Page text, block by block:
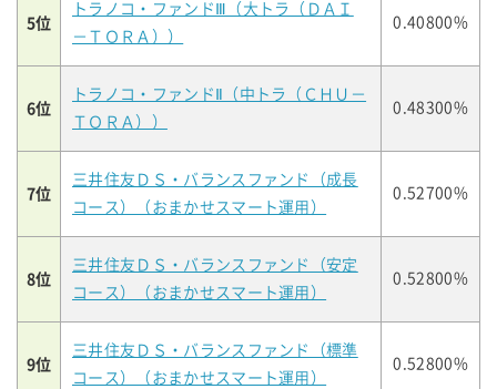
5位
トラノコ・ファンドⅢ（大トラ（ＤＡＩ
－ＴＯＲＡ））
0.40800%
6位
トラノコ・ファンドⅡ（中トラ（ＣＨＵ－
ＴＯＲＡ））
0.48300%
7位
三井住友ＤＳ・バランスファンド（成長
コース）（おまかせスマート運用）
0.52700%
8位
三井住友ＤＳ・バランスファンド（安定
コース）（おまかせスマート運用）
0.52800%
9位
三井住友ＤＳ・バランスファンド（標準
コース）（おまかせスマート運用）
0.52800%